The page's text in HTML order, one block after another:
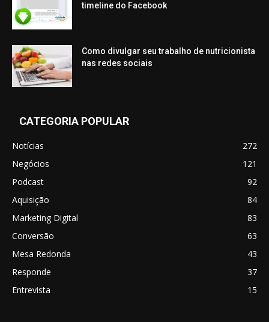
timeline do Facebook
Como divulgar seu trabalho de nutricionista
nas redes sociais
CATEGORIA POPULAR
Notícias
272
Negócios
121
Podcast
92
Aquisição
84
Marketing Digital
83
Conversão
63
Mesa Redonda
43
Responde
37
Entrevista
15